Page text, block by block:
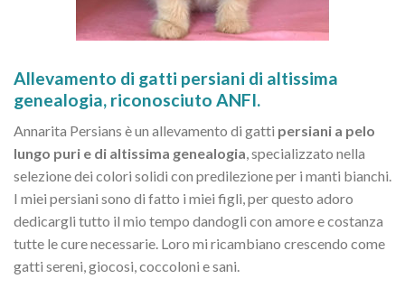
Allevamento di gatti persiani di altissima
genealogia, riconosciuto ANFI.
Annarita Persians è un allevamento di gatti persiani a pelo
lungo puri e di altissima genealogia, specializzato nella
selezione dei colori solidi con predilezione per i manti bianchi.
I miei persiani sono di fatto i miei figli, per questo adoro
dedicargli tutto il mio tempo dandogli con amore e costanza
tutte le cure necessarie. Loro mi ricambiano crescendo come
gatti sereni, giocosi, coccoloni e sani.